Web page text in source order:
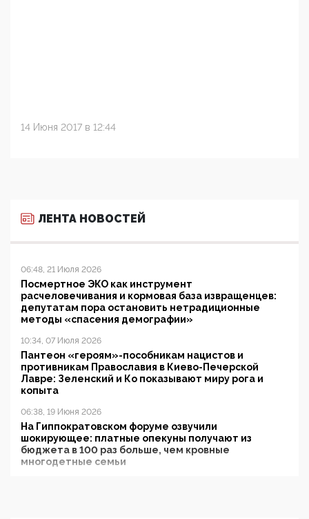
14 Июня 2017 в 12:44
ЛЕНТА НОВОСТЕЙ
06:48, 21 Июля 2026
Посмертное ЭКО как инструмент
расчеловечивания и кормовая база извращенцев:
депутатам пора остановить нетрадиционные
методы «спасения демографии»
10:34, 07 Июля 2026
Пантеон «героям»-пособникам нацистов и
противникам Православия в Киево-Печерской
Лавре: Зеленский и Ко показывают миру рога и
копыта
06:38, 19 Июня 2026
На Гиппократовском форуме озвучили
шокирующее: платные опекуны получают из
бюджета в 100 раз больше, чем кровные
многодетные семьи